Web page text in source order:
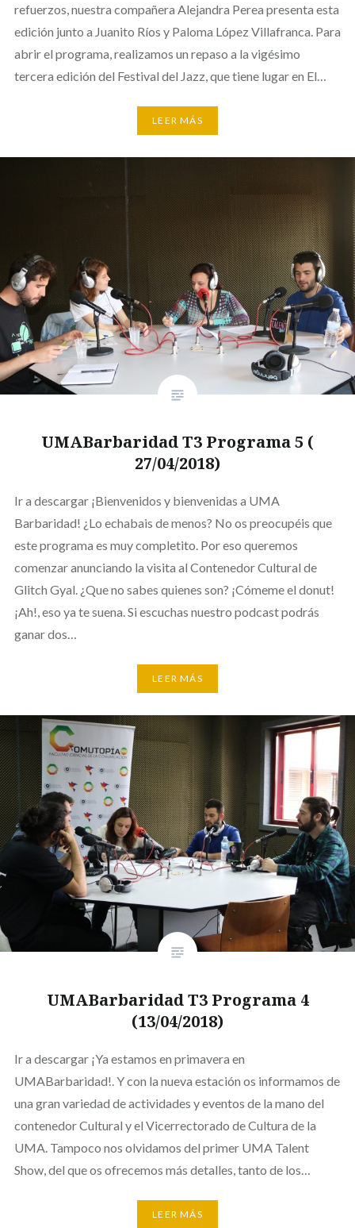
refuerzos, nuestra compañera Alejandra Perea presenta esta
edición junto a Juanito Ríos y Paloma López Villafranca. Para
abrir el programa, realizamos un repaso a la vigésimo
tercera edición del Festival del Jazz, que tiene lugar en El…
LEER MÁS
UMABarbaridad T3 Programa 5 (
27/04/2018)
Ir a descargar ¡Bienvenidos y bienvenidas a UMA
Barbaridad! ¿Lo echabais de menos? No os preocupéis que
este programa es muy completito. Por eso queremos
comenzar anunciando la visita al Contenedor Cultural de
Glitch Gyal. ¿Que no sabes quienes son? ¡Cómeme el donut!
¡Ah!, eso ya te suena. Si escuchas nuestro podcast podrás
ganar dos…
LEER MÁS
UMABarbaridad T3 Programa 4
(13/04/2018)
Ir a descargar ¡Ya estamos en primavera en
UMABarbaridad!. Y con la nueva estación os informamos de
una gran variedad de actividades y eventos de la mano del
contenedor Cultural y el Vicerrectorado de Cultura de la
UMA. Tampoco nos olvidamos del primer UMA Talent
Show, del que os ofrecemos más detalles, tanto de los…
LEER MÁS